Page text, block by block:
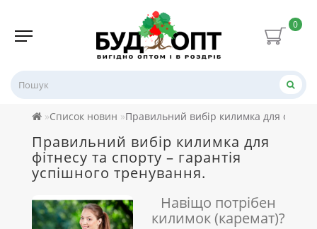
0
Список новин Правильний вибір килимка для
Правильний вибір килимка для
фітнесу та спорту – гарантія
успішного тренування.
Навіщо потрібен
килимок (каремат)?